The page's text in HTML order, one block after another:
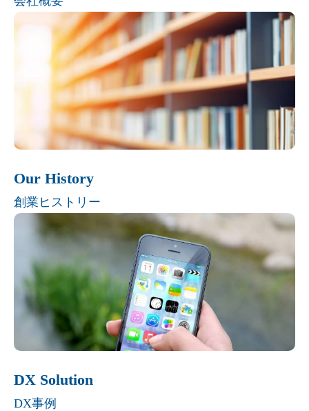
Our History
創業ヒストリー
DX Solution
DX事例